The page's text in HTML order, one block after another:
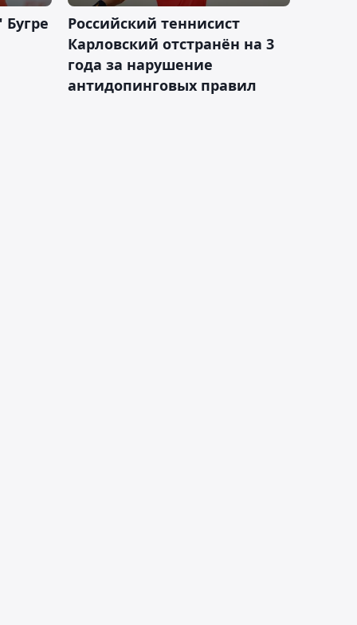
Российский теннисист
Карловский отстранён на 3
года за нарушение
антидопинговых правил